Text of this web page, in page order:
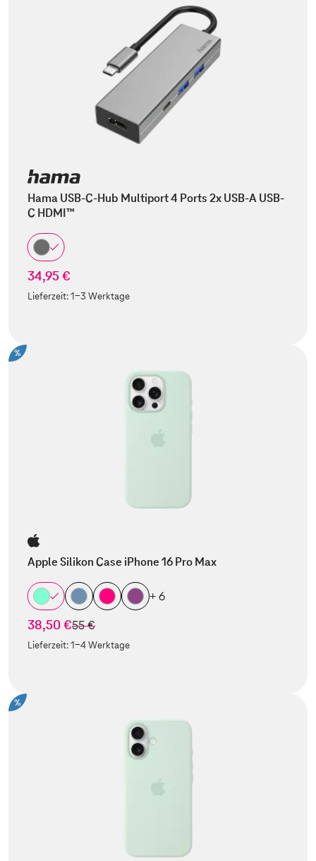
Hama USB-C-Hub Multiport 4 Ports 2x USB-A USB-
C HDMI™
34,95 €
Lieferzeit:1-3 Werktage
%
Apple Silikon Case iPhone 16 Pro Max
+ 6
38,50 €statt
55 €
Lieferzeit:1-4 Werktage
%